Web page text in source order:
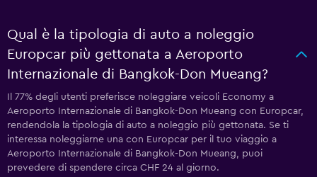
Qual è la tipologia di auto a noleggio
Europcar più gettonata a Aeroporto
Internazionale di Bangkok-Don Mueang?
Il 77% degli utenti preferisce noleggiare veicoli Economy a
Aeroporto Internazionale di Bangkok-Don Mueang con Europcar,
rendendola la tipologia di auto a noleggio più gettonata. Se ti
interessa noleggiarne una con Europcar per il tuo viaggio a
Aeroporto Internazionale di Bangkok-Don Mueang, puoi
prevedere di spendere circa CHF 24 al giorno.